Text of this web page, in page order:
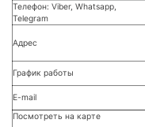
Телефон: Viber, Whatsapp,
Telegram
Адрес
График работы
E-mail
Посмотреть на карте